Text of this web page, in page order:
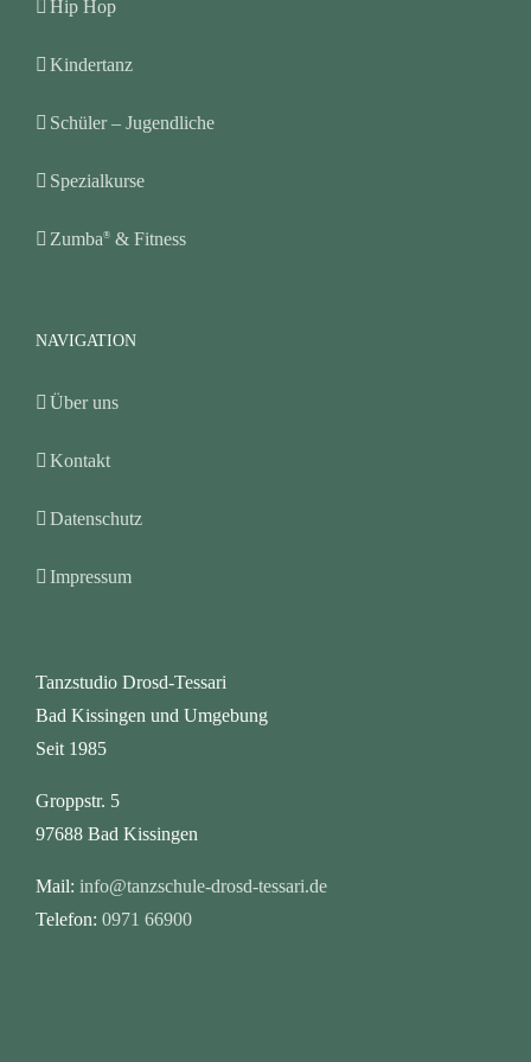
Hip Hop
Kindertanz
Schüler – Jugendliche
Spezialkurse
Zumba® & Fitness
NAVIGATION
Über uns
Kontakt
Datenschutz
Impressum
Tanzstudio Drosd-Tessari
Bad Kissingen und Umgebung
Seit 1985
Groppstr. 5
97688 Bad Kissingen
Mail: info@tanzschule-drosd-tessari.de
Telefon: 0971 66900